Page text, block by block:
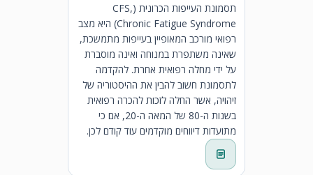
תסמונת העייפות הכרונית (CFS,
Chronic Fatigue Syndrome) היא מצב
רפואי מורכב המאופיין בעייפות מתמשכת,
שאינה משתפרת במנוחה ואינה מוסברת
על ידי מחלה רפואית אחרת. להקדמה
לתסמונת חשוב להבין את ההיסטוריה של
זיהויה, אשר החלה לזכות להכרה רפואית
בשנות ה-80 של המאה ה-20, אם כי
מתועדות דיווחים מוקדמים עוד קודם לכן.